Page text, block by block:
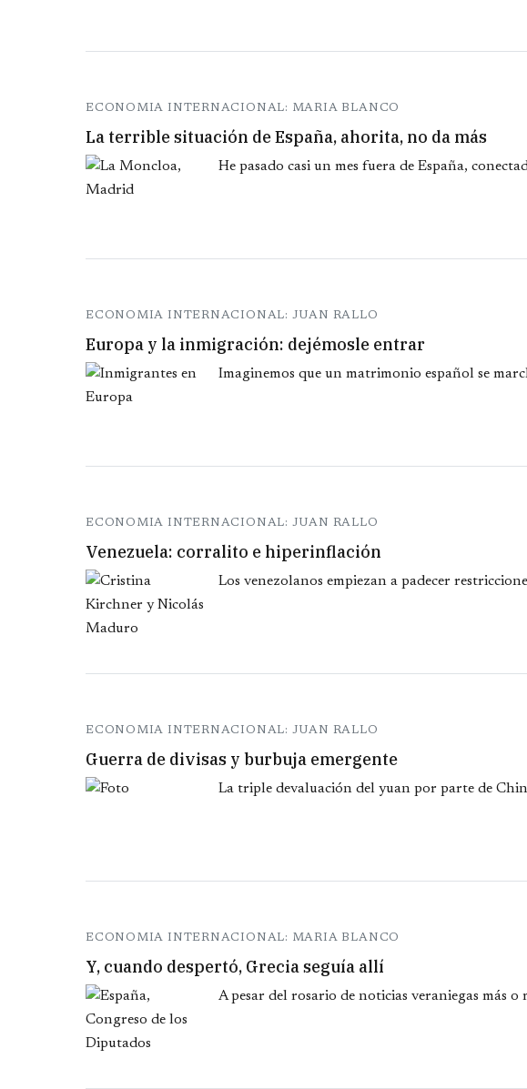
ECONOMIA INTERNACIONAL: MARIA BLANCO
La terrible situación de España, ahorita, no da más
He pasado casi un mes fuera de España,
ECONOMIA INTERNACIONAL: JUAN RALLO
Europa y la inmigración: dejémosle entrar
Imaginemos que un matrimonio español se
ECONOMIA INTERNACIONAL: JUAN RALLO
Venezuela: corralito e hiperinflación
Los venezolanos empiezan a padecer
ECONOMIA INTERNACIONAL: JUAN RALLO
Guerra de divisas y burbuja emergente
La triple devaluación del yuan por parte de
ECONOMIA INTERNACIONAL: MARIA BLANCO
Y, cuando despertó, Grecia seguía allí
A pesar del rosario de noticias veraniegas más o